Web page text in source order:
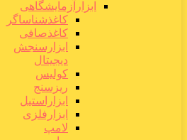
ابزارآزمایشگاهی
کاغذشناساگر
کاغذصافی
ابزارسنجش
دیجیتال
کولیس
ریزسنج
ابزاراستیل
ابزارفلزی
لامپ